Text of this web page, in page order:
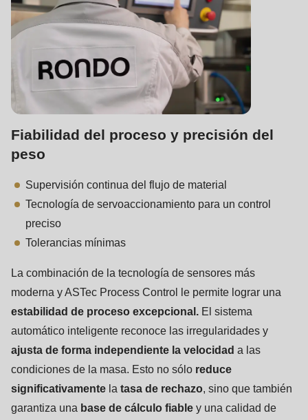
Fiabilidad del proceso y precisión del
peso
Supervisión continua del flujo de material
Tecnología de servoaccionamiento para un control
preciso
Tolerancias mínimas
La combinación de la tecnología de sensores más
moderna y ASTec Process Control le permite lograr una
estabilidad de proceso excepcional. El sistema
automático inteligente reconoce las irregularidades y
ajusta de forma independiente la velocidad a las
condiciones de la masa. Esto no sólo reduce
significativamente la tasa de rechazo, sino que también
garantiza una base de cálculo fiable y una calidad de